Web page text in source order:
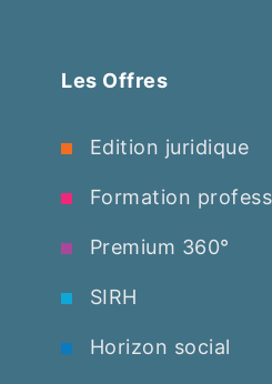
Les Offres
Edition juridique
Formation
Premium 360°
SIRH
Horizon social